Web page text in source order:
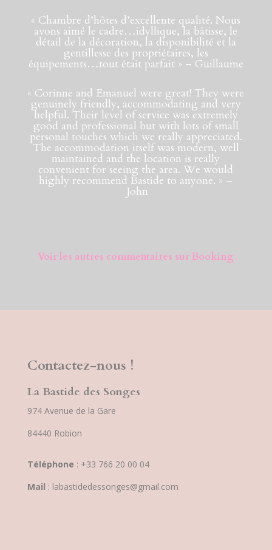
« Chambre d’hôtes d’excellente qualité. Nous
avons aimé le cadre…idyllique, la bâtisse, le
détail de la décoration, la disponibilité et la
gentillesse des propriétaires, les
équipements…tout était parfait» – Guillaume
« Corinne and Emanuel were great! They were
genuinely friendly, accommodating and very
helpful. Their level of service was extremely
good and professional but with lots of small
personal touches which we really appreciated.
The accommodation itself was modern, well
maintained and the location is really
convenient for seeing the area. We would
highly recommend Bastide to anyone. » –
John
Voir les autres commentaires sur Booking
Contactez-nous !
La Bastide des Songes
974 Avenue de la Gare
84440 Robion
Téléphone : +33 766 20 00 04
Mail : labastidedessonges@gmail.com